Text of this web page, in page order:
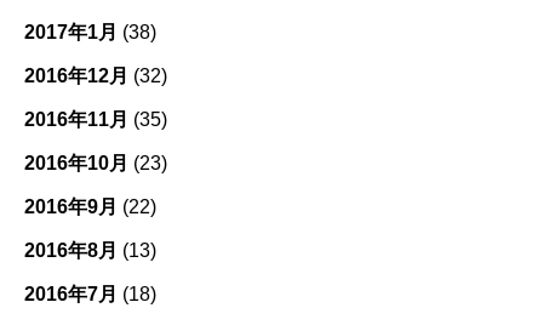
2017年1月 (38)
2016年12月 (32)
2016年11月 (35)
2016年10月 (23)
2016年9月 (22)
2016年8月 (13)
2016年7月 (18)